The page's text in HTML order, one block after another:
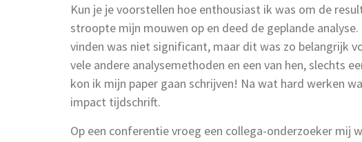
Kun je je voorstellen hoe enthousiast ik was om de
stroopte mijn mouwen op en deed de geplande
vinden was niet significant, maar dit was zo belangrijk
vele andere analysemethoden en een van hen, slechts
kon ik mijn paper gaan schrijven! Na wat hard werken
impact tijdschrift.
Op een conferentie vroeg een collega-onderzoeker mij